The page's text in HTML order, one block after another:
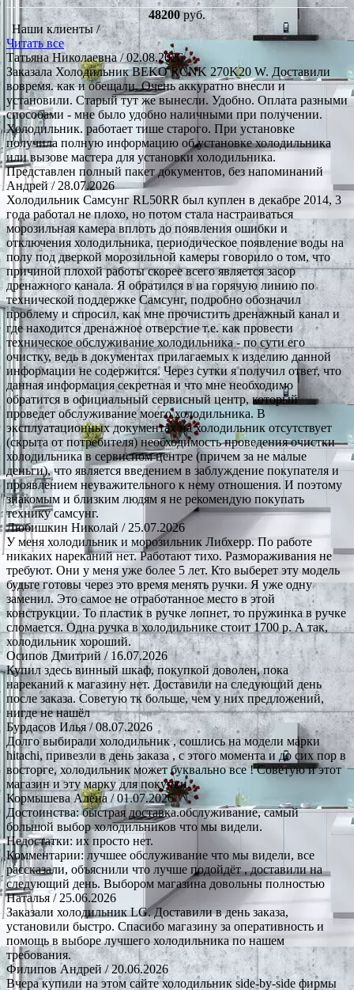
48200руб.
Наши клиенты /
Читать все
Татьяна Николаевна/ 02.08.2026
Заказала Холодильник BEKO RCNK 270K20 W. Доставили
вовремя. как и обещали. Очень аккуратно внесли и
установили. Старый тут же вынесли. Удобно. Оплата разными
способами - мне было удобно наличными при получении.
Холодильник. работает тише старого. При установке
получила полную информацию об установке холодильника
или вызове мастера для установки холодильника.
Представлен полный пакет документов, без напоминаний
Андрей/ 28.07.2026
Холодильник Самсунг RL50RR был куплен в декабре 2014, 3
года работал не плохо, но потом стала настраиваться
морозильная камера вплоть до появления ошибки и
отключения холодильника, периодическое появление воды на
полу под дверкой морозильной камеры говорило о том, что
причиной плохой работы скорее всего является засор
дренажного канала. Я обратился в на горячую линию по
технической поддержке Самсунг, подробно обозначил
проблему и спросил, как мне прочистить дренажный канал и
где находится дренажное отверстие т.е. как провести
техническое обслуживание холодильника - по сути его
очистку, ведь в документах прилагаемых к изделию данной
информации не содержится. Через сутки я получил ответ, что
данная информация секретная и что мне необходимо
обратится в официальный сервисный центр, который
проведет обслуживание моего холодильника. В
эксплуатационных документах на холодильник отсутствует
(скрыта от потребителя) необходимость проведения очистки
холодильника в сервисном центре (причем за не малые
деньги), что является введением в заблуждение покупателя и
проявлением неуважительного к нему отношения. И поэтому
знакомым и близким людям я не рекомендую покупать
технику самсунг.
Любишкин Николай / 25.07.2026
У меня холодильник и морозильник Либхерр. По работе
никаких нареканий нет. Работают тихо. Размораживания не
требуют. Они у меня уже более 5 лет. Кто выберет эту модель
будьте готовы через это время менять ручки. Я уже одну
заменил. Это самое не отработанное место в этой
конструкции. То пластик в ручке лопнет, то пружинка в ручке
сломается. Одна ручка в холодильнике стоит 1700 р. А так,
холодильник хороший.
Осипов Дмитрий / 16.07.2026
Купил здесь винный шкаф, покупкой доволен, пока
нареканий к магазину нет. Доставили на следующий день
после заказа. Советую тк больше, чем у них предложений,
нигде не нашёл
Бурдасов Илья/ 08.07.2026
Долго выбирали холодильник , сошлись на модели марки
hitachi, привезли в день заказа , с этого момента и до сих пор в
восторге, холодильник может буквально все ! Советую и этот
магазин и эту марку для покупки.
Кормышева Алена / 01.07.2026
Достоинства: быстрая доставка.обслуживание, самый
большой выбор холодильников что мы видели.
Недостатки: их просто нет.
Комментарии: лучшее обслуживание что мы видели, все
рассказали, объяснили что лучше подойдёт , доставили на
следующий день. Выбором магазина довольны полностью
Наталья/ 25.06.2026
Заказали холодильник LG. Доставили в день заказа,
установили быстро. Спасибо магазину за оперативность и
помощь в выборе лучшего холодильника по нашем
требования.
Филипов Андрей/ 20.06.2026
Вчера купили на этом сайте холодильник side-by-side фирмы